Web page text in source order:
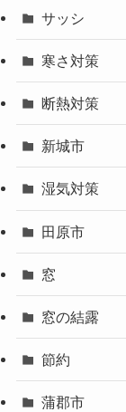
サッシ
寒さ対策
断熱対策
新城市
湿気対策
田原市
窓
窓の結露
節約
蒲郡市